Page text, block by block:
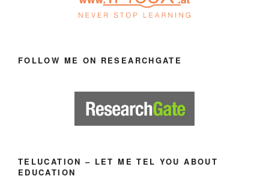
FOLLOW ME ON RESEARCHGATE
TELUCATION – LET ME TEL YOU ABOUT
EDUCATION